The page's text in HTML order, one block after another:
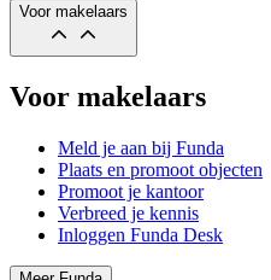
Voor makelaars
Voor makelaars
Meld je aan bij Funda
Plaats en promoot objecten
Promoot je kantoor
Verbreed je kennis
Inloggen Funda Desk